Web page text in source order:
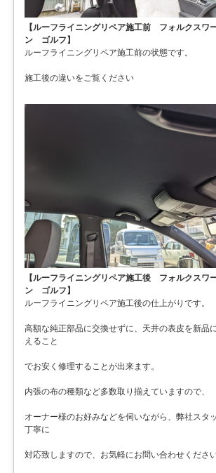
【ルーフライニングリペア施工前 フォルクスワ
ン ゴルフ】
ルーフライニングリペア施工前の状態です。
施工後の違いをご覧ください
【ルーフライニングリペア施工後 フォルクスワ
ン ゴルフ】
ルーフライニングリペア施工後の仕上がりです。
高額な純正部品に交換せずに、天井の表皮を新品
えること
でお安く修理することが出来ます。
内張の布の種類など多数取り揃えていますので、
オーナー様のお好みなどを伺いながら、弊社スタ
丁寧に
対応致しますので、お気軽にお問い合わせください